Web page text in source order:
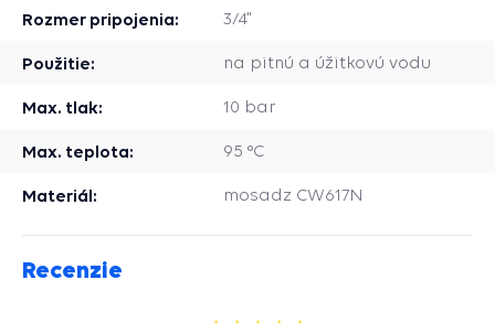
Rozmer pripojenia: 3/4"
Použitie: na pitnú a úžitkovú vodu
Max. tlak: 10 bar
Max. teplota: 95 °C
Materiál: mosadz CW617N
Recenzie